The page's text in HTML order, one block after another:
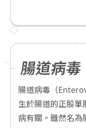
腸道病毒
腸道病毒（
生於腸道的正股單
病有關。雖然名為